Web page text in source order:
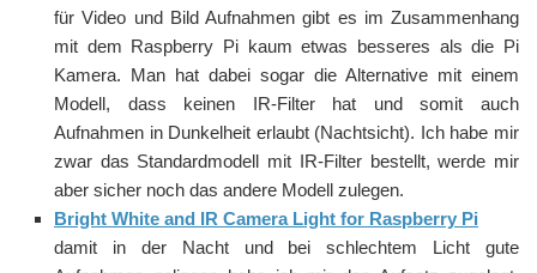
für Video und Bild Aufnahmen gibt es im Zusammenhang
mit dem Raspberry Pi kaum etwas besseres als die Pi
Kamera. Man hat dabei sogar die Alternative mit einem
Modell, dass keinen IR-Filter hat und somit auch
Aufnahmen in Dunkelheit erlaubt (Nachtsicht). Ich habe mir
zwar das Standardmodell mit IR-Filter bestellt, werde mir
aber sicher noch das andere Modell zulegen.
Bright White and IR Camera Light for Raspberry Pi
damit in der Nacht und bei schlechtem Licht gute